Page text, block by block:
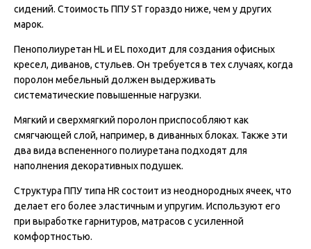
сидений. Стоимость ППУ ST гораздо ниже, чем у других
марок.
Пенополиуретан HL и EL походит для создания офисных
кресел, диванов, стульев. Он требуется в тех случаях, когда
поролон мебельный должен выдерживать
систематические повышенные нагрузки.
Мягкий и сверхмягкий поролон приспособляют как
смягчающей слой, например, в диванных блоках. Также эти
два вида вспененного полиуретана подходят для
наполнения декоративных подушек.
Структура ППУ типа HR состоит из неоднородных ячеек, что
делает его более эластичным и упругим. Используют его
при выработке гарнитуров, матрасов с усиленной
комфортностью.